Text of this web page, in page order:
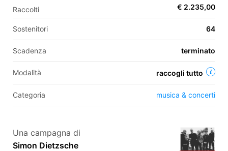
EN
FR
Raccolti € 2.235,00
Sostenitori 64
Scadenza terminato
Modalità raccogli tutto
Categoria musica & concerti
Una campagna di
Simon Dietzsche